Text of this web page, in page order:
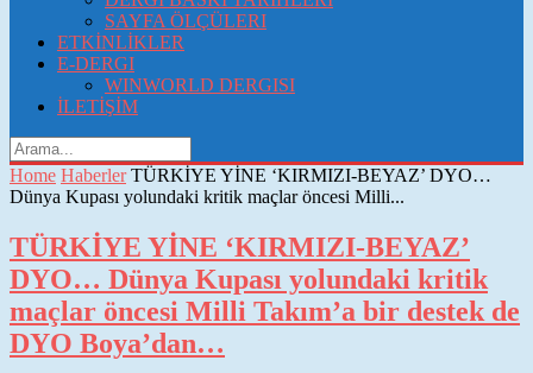
SAYFA ÖLÇÜLERI
ETKİNLİKLER
E-DERGI
WINWORLD DERGISI
İLETİŞİM
Home Haberler TÜRKİYE YİNE ‘KIRMIZI-BEYAZ’ DYO…
Dünya Kupası yolundaki kritik maçlar öncesi Milli...
TÜRKİYE YİNE ‘KIRMIZI-BEYAZ’
DYO… Dünya Kupası yolundaki kritik
maçlar öncesi Milli Takım’a bir destek de
DYO Boya’dan…